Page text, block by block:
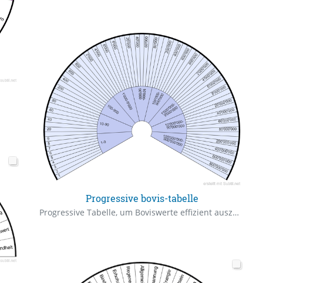
Progressive bovis-tabelle
Progressive Tabelle, um Boviswerte effizient auszupendeln.